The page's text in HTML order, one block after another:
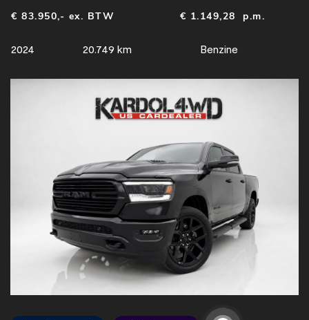
€ 83.950,- ex. BTW € 1.149,28 p.m.
2024 20.749 km Benzine